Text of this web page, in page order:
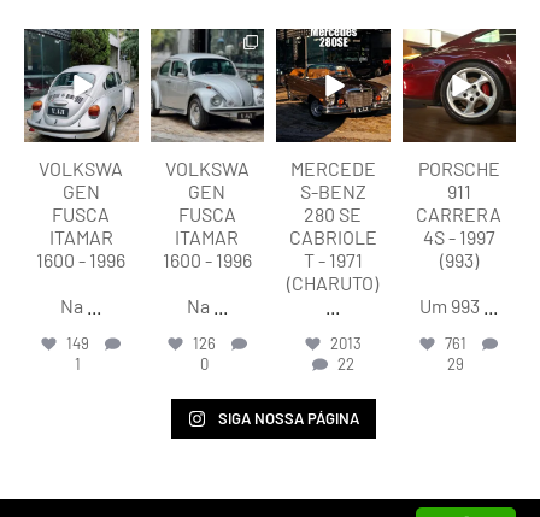
lart.br
Ago 6
VOLKSWA
GEN
FUSCA
ITAMAR
1600 - 1996
Na
149
1
lart.br
Ago 6
VOLKSWA
GEN
FUSCA
ITAMAR
1600 - 1996
Na
126
0
lart.br
Ago 5
MERCEDE
S-BENZ
280 SE
CABRIOLE
T - 1971
(CHARUTO)
2013
22
lart.br
Ago 5
PORSCHE
911
CARRERA
4S - 1997
(993)
Um 993
761
29
SIGA NOSSA PÁGINA